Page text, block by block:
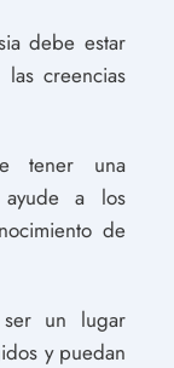
debe estar
creencias
tener una
a los
de
un lugar
y puedan